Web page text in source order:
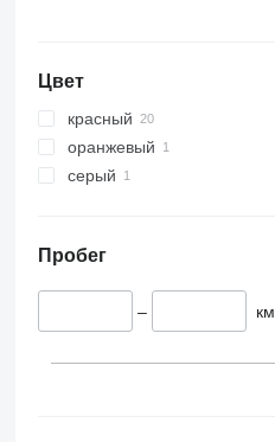
Цвет
красный
оранжевый
серый
Пробег
– км